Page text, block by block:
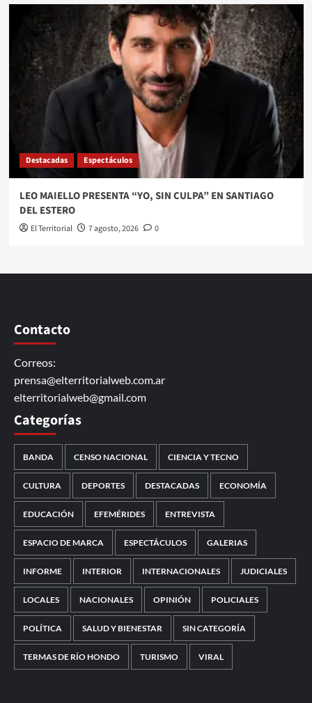
Destacadas Espectáculos
LEO MAIELLO PRESENTA “YO, SIN CULPA” EN SANTIAGO
DEL ESTERO
El Territorial 7 agosto, 2026 0
Contacto
Correos:
prensa@elterritorialweb.com.ar
elterritorialweb@gmail.com
Categorías
BANDA CENSO NACIONAL CIENCIA Y TECNO
CULTURA DEPORTES DESTACADAS ECONOMÍA
EDUCACIÓN EFEMÉRIDES ENTREVISTA
ESPACIO DE MARCA ESPECTÁCULOS GALERIAS
INFORME INTERIOR INTERNACIONALES JUDICIALES
LOCALES NACIONALES OPINIÓN POLICIALES
POLÍTICA SALUD Y BIENESTAR SIN CATEGORÍA
TERMAS DE RÍO HONDO TURISMO VIRAL